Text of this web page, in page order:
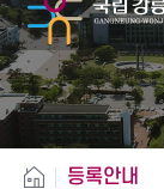
등록안내